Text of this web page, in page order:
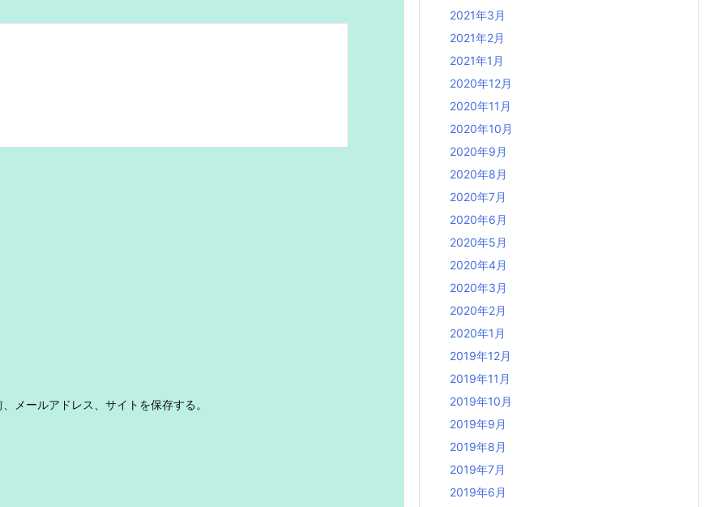
メールアドレス、サイトを保存する。
2021年3月
2021年2月
2021年1月
2020年12月
2020年11月
2020年10月
2020年9月
2020年8月
2020年7月
2020年6月
2020年5月
2020年4月
2020年3月
2020年2月
2020年1月
2019年12月
2019年11月
2019年10月
2019年9月
2019年8月
2019年7月
2019年6月